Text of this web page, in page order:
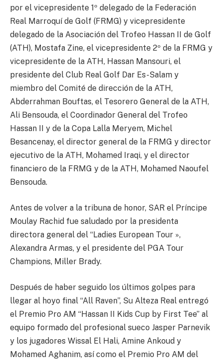
por el vicepresidente 1º delegado de la Federación
Real Marroquí de Golf (FRMG) y vicepresidente
delegado de la Asociación del Trofeo Hassan II de Golf
(ATH), Mostafa Zine, el vicepresidente 2º de la FRMG y
vicepresidente de la ATH, Hassan Mansouri, el
presidente del Club Real Golf Dar Es-Salam y
miembro del Comité de dirección de la ATH,
Abderrahman Bouftas, el Tesorero General de la ATH,
Ali Bensouda, el Coordinador General del Trofeo
Hassan II y de la Copa Lalla Meryem, Michel
Besancenay, el director general de la FRMG y director
ejecutivo de la ATH, Mohamed Iraqi, y el director
financiero de la FRMG y de la ATH, Mohamed Naoufel
Bensouda.
Antes de volver a la tribuna de honor, SAR el Príncipe
Moulay Rachid fue saludado por la presidenta
directora general del “Ladies European Tour »,
Alexandra Armas, y el presidente del PGA Tour
Champions, Miller Brady.
Después de haber seguido los últimos golpes para
llegar al hoyo final “All Raven”, Su Alteza Real entregó
el Premio Pro AM “Hassan II Kids Cup by First Tee” al
equipo formado del profesional sueco Jasper Parnevik
y los jugadores Wissal El Hali, Amine Ankoud y
Mohamed Aghanim, así como el Premio Pro AM del